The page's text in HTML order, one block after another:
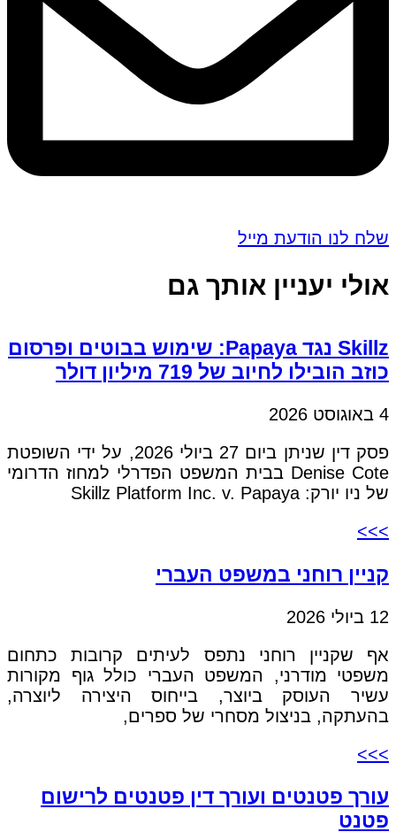
שלח לנו הודעת מייל
אולי יעניין אותך גם
Skillz נגד Papaya: שימוש בבוטים ופרסום
כוזב הובילו לחיוב של 719 מיליון דולר
4 באוגוסט 2026
פסק דין שניתן ביום 27 ביולי 2026, על ידי השופטת
Denise Cote בבית המשפט הפדרלי למחוז הדרומי
של ניו יורק: Skillz Platform Inc. v. Papaya
>>>
קניין רוחני במשפט העברי
12 ביולי 2026
אף שקניין רוחני נתפס לעיתים קרובות כתחום
משפטי מודרני, המשפט העברי כולל גוף מקורות
עשיר העוסק ביוצר, בייחוס היצירה ליוצרה,
בהעתקה, בניצול מסחרי של ספרים,
>>>
עורך פטנטים ועורך דין פטנטים לרישום
פטנט